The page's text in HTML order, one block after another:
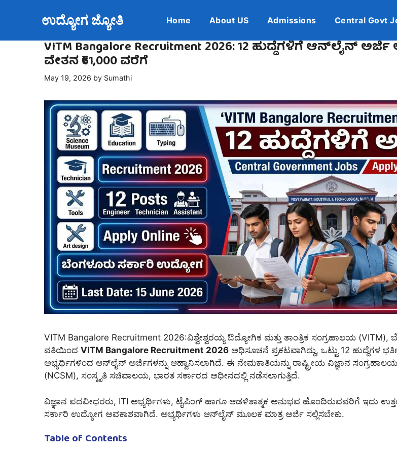
ಉದ್ಯೋಗ ಜ್ಯೋತಿ Home About US Admissions Central Govt
VITM Bangalore Recruitment 2026: 12 ಹುದ್ದೆಗಳಿಗೆ ಆನ್‌ಲೈನ್
ವೇತನ ₹61,000 ವರೆಗೆ
May 19, 2026 by Sumathi
VITM Bangalore Recruitment 2026:ವಿಶ್ವೇಶ್ವರಯ್ಯ ಔದ್ಯೋಗಿಕ ಮತ್ತು ತಾಂತ್ರಿಕ ಸಂಗ್ರಹಾಲಯ (VITM),
ವತಿಯಿಂದ VITM Bangalore Recruitment 2026 ಅಧಿಸೂಚನೆ ಪ್ರಕಟವಾಗಿದ್ದು, ಒಟ್ಟು 12 ಹುದ್ದೆಗಳ
ಅಭ್ಯರ್ಥಿಗಳಿಂದ ಆನ್‌ಲೈನ್ ಅರ್ಜಿಗಳನ್ನು ಆಹ್ವಾನಿಸಲಾಗಿದೆ. ಈ ನೇಮಕಾತಿಯನ್ನು ರಾಷ್ಟ್ರೀಯ ವಿಜ್ಞಾನ
(NCSM), ಸಂಸ್ಕೃತಿ ಸಚಿವಾಲಯ, ಭಾರತ ಸರ್ಕಾರದ ಅಧೀನದಲ್ಲಿ ನಡೆಸಲಾಗುತ್ತಿದೆ.
ವಿಜ್ಞಾನ ಪದವೀಧರರು, ITI ಅಭ್ಯರ್ಥಿಗಳು, ಟೈಪಿಂಗ್ ಹಾಗೂ ಆಡಳಿತಾತ್ಮಕ ಅನುಭವ ಹೊಂದಿರುವವರಿಗೆ ಇದು
ಸರ್ಕಾರಿ ಉದ್ಯೋಗ ಅವಕಾಶವಾಗಿದೆ. ಅಭ್ಯರ್ಥಿಗಳು ಆನ್‌ಲೈನ್ ಮೂಲಕ ಮಾತ್ರ ಅರ್ಜಿ ಸಲ್ಲಿಸಬೇಕು.
Table of Contents